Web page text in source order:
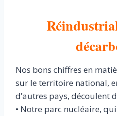
Nos bons chiffres en
sur le territoire national,
d’autres pays, découlent
• Notre parc nucléaire,